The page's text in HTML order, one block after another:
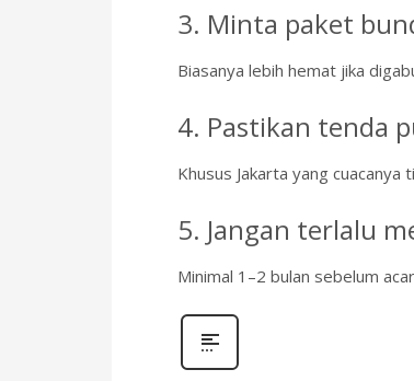
3. Minta paket
Biasanya lebih hemat jika
4. Pastikan tenda
Khusus Jakarta yang cuacanya
5. Jangan terlalu
Minimal 1–2 bulan sebelum